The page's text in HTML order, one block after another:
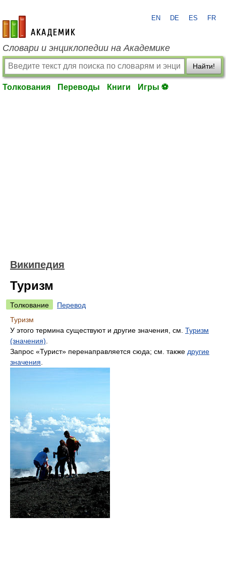
academic.ru
EN DE ES FR
Словари и энциклопедии на Академике
Найти!
Толкования Переводы Книги Игры ⚽
Википедия
Туризм
Толкование
Перевод
Туризм
У этого термина существуют и другие значения, см. Туризм
(значения)
Запрос «Турист» перенаправляется сюда; см. также другие
значения